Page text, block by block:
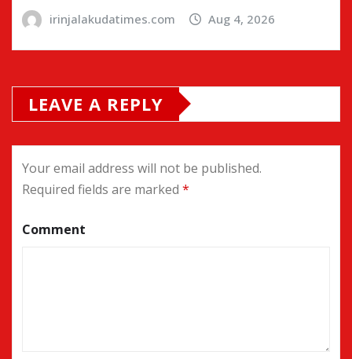
irinjalakudatimes.com Aug 4, 2026
LEAVE A REPLY
Your email address will not be published.
Required fields are marked *
Comment